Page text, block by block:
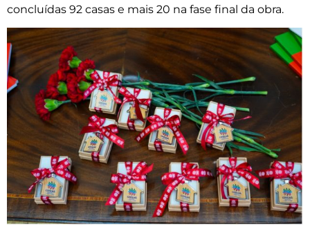
concluídas 92 casas e mais 20 na fase final da obra.